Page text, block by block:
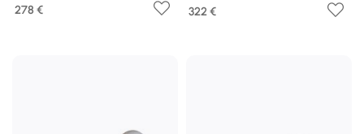
278 € 322 €